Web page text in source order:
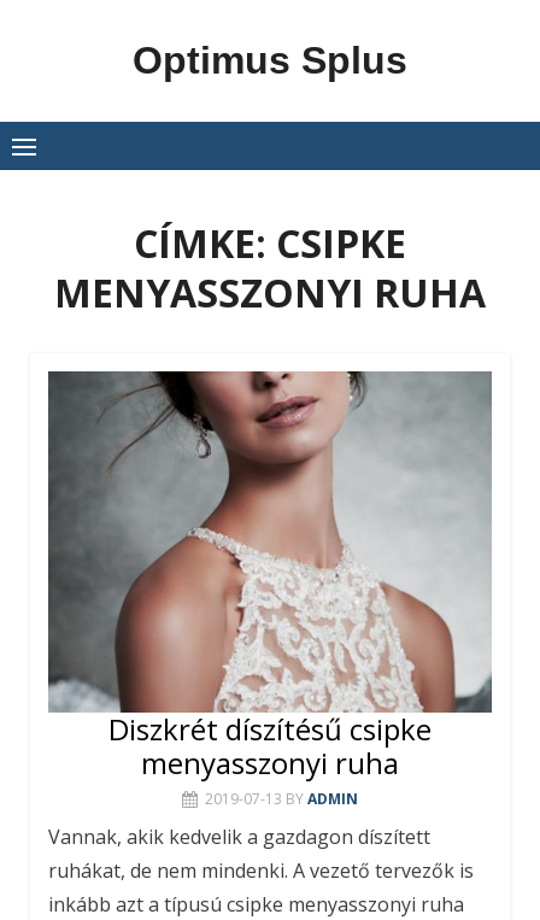
Optimus Splus
CÍMKE: CSIPKE
MENYASSZONYI RUHA
Diszkrét díszítésű csipke
menyasszonyi ruha
2019-07-13 BYADMIN
Vannak, akik kedvelik a gazdagon díszített
ruhákat, de nem mindenki. A vezető tervezők is
inkább azt a típusú csipke menyasszonyi ruha